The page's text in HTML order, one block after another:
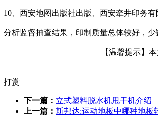
10、西安地图出版社出版、西安牵井印务有
分析监督抽查结果，印制质量总体较好，
【温馨提示】
打赏
下一篇： 立式塑料脱水机甩干机介绍
上一篇： 斯邦达:运动地板中哪种地板